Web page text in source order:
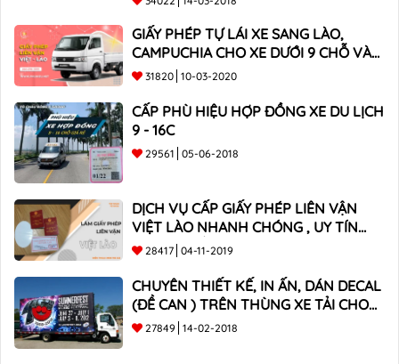
GIẤY PHÉP TỰ LÁI XE SANG LÀO,
CAMPUCHIA CHO XE DƯỚI 9 CHỖ VÀ
XE BÁN TẢI
31820 10-03-2020
CẤP PHÙ HIỆU HỢP ĐỒNG XE DU LỊCH
9 - 16C
29561 05-06-2018
DỊCH VỤ CẤP GIẤY PHÉP LIÊN VẬN
VIỆT LÀO NHANH CHÓNG , UY TÍN
TOÀN QUỐC
28417 04-11-2019
CHUYÊN THIẾT KẾ, IN ẤN, DÁN DECAL
(ĐỀ CAN ) TRÊN THÙNG XE TẢI CHO
CÔNG TY
27849 14-02-2018